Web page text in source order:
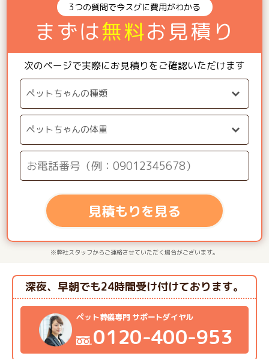
3つの質問で今スグに費用がわかる
まずは無料お見積り
次のページで実際にお見積りをご確認いただけます
見積もりを見る
※弊社スタッフからご連絡させていただく場合がございます。
ペット葬儀専門 サポートダイヤル
0120-400-953
深夜、早朝でも24時間受け付けております。